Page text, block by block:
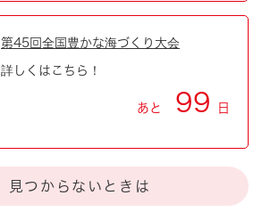
第45回全国豊かな海づくり大会
詳しくはこちら！
あと 99 日
見つからないときは